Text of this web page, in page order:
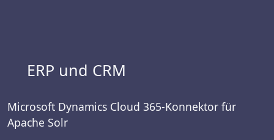
ERP und CRM
Microsoft Dynamics Cloud 365-Konnektor für
Apache Solr